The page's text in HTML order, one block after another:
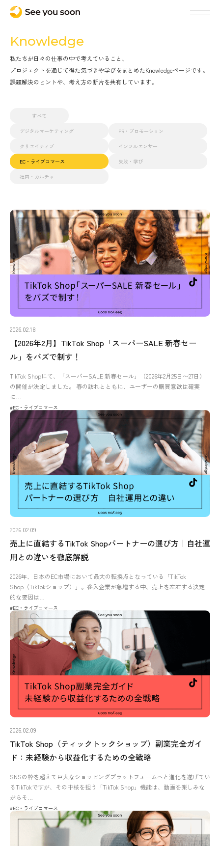
Knowledge
私たちが日々の仕事の中で考えていること、
プロジェクトを通じて得た気づきや学びをまとめたKnowledgeページです。
課題解決のヒントや、考え方の断片を共有しています。
すべて
デジタルマーケティング PR・プロモーション
クリエイティブ インフルエンサー
EC・ライブコマース 失敗・学び
社内・カルチャー
2026.02.18
【2026年2月】TikTok Shop「スーパーSALE 新春セー
ル」をバズで制す！
TikTok Shopにて、「スーパーSALE 新春セール」（2026年2月25日〜27日）
の開催が決定しました。 春の訪れとともに、ユーザーの購買意欲は確実
に…
#EC・ライブコマース
2026.02.09
売上に直結するTikTok Shopパートナーの選び方｜自社運
用との違いを徹底解説
2026年、日本のEC市場において最大の転換点となっている「TikTok
Shop（TikTokショップ）」。参入企業が急増する中、売上を左右する決定
的な要因は…
#EC・ライブコマース
2026.02.09
TikTok Shop（ティックトックショップ）副業完全ガイ
ド：未経験から収益化するための全戦略
SNSの枠を超えて巨大なショッピングプラットフォームへと進化を遂げてい
るTikTokですが、その中核を担う「TikTok Shop」機能は、動画を楽しみな
がらそ…
#EC・ライブコマース